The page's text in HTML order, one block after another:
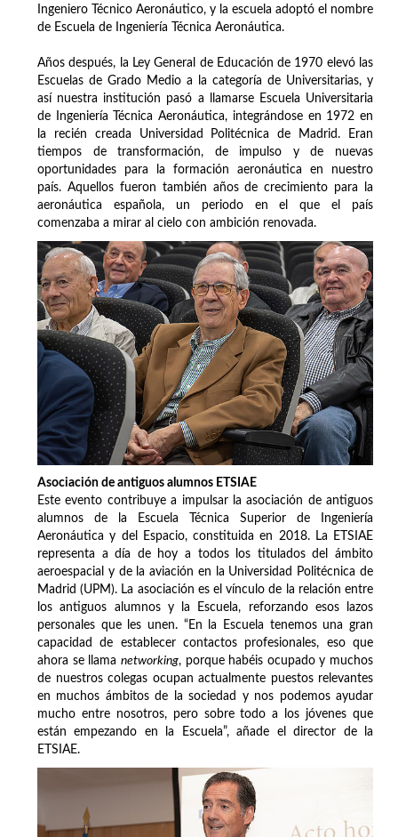
Ingeniero Técnico Aeronáutico, y la escuela adoptó el nombre
de Escuela de Ingeniería Técnica Aeronáutica.
Años después, la Ley General de Educación de 1970 elevó las
Escuelas de Grado Medio a la categoría de Universitarias, y
así nuestra institución pasó a llamarse Escuela Universitaria
de Ingeniería Técnica Aeronáutica, integrándose en 1972 en
la recién creada Universidad Politécnica de Madrid. Eran
tiempos de transformación, de impulso y de nuevas
oportunidades para la formación aeronáutica en nuestro
país. Aquellos fueron también años de crecimiento para la
aeronáutica española, un periodo en el que el país
comenzaba a mirar al cielo con ambición renovada.
Asociación de antiguos alumnos ETSIAE
Este evento contribuye a impulsar la asociación de antiguos
alumnos de la Escuela Técnica Superior de Ingeniería
Aeronáutica y del Espacio, constituida en 2018. La ETSIAE
representa a día de hoy a todos los titulados del ámbito
aeroespacial y de la aviación en la Universidad Politécnica de
Madrid (UPM). La asociación es el vínculo de la relación entre
los antiguos alumnos y la Escuela, reforzando esos lazos
personales que les unen. “En la Escuela tenemos una gran
capacidad de establecer contactos profesionales, eso que
ahora se llama networking, porque habéis ocupado y muchos
de nuestros colegas ocupan actualmente puestos relevantes
en muchos ámbitos de la sociedad y nos podemos ayudar
mucho entre nosotros, pero sobre todo a los jóvenes que
están empezando en la Escuela”, añade el director de la
ETSIAE.